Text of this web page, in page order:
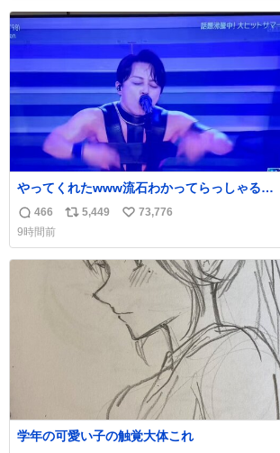
数
ス
ト
数
ね
数
やってくれたwww流石わかってらっしゃる🤣
🤣🤣 #Mステ #西川貴教
返
信
数
466
リ
ス
5,449
い
ね
数
73,776
9時間前
学年の可愛い子の触覚大体これ